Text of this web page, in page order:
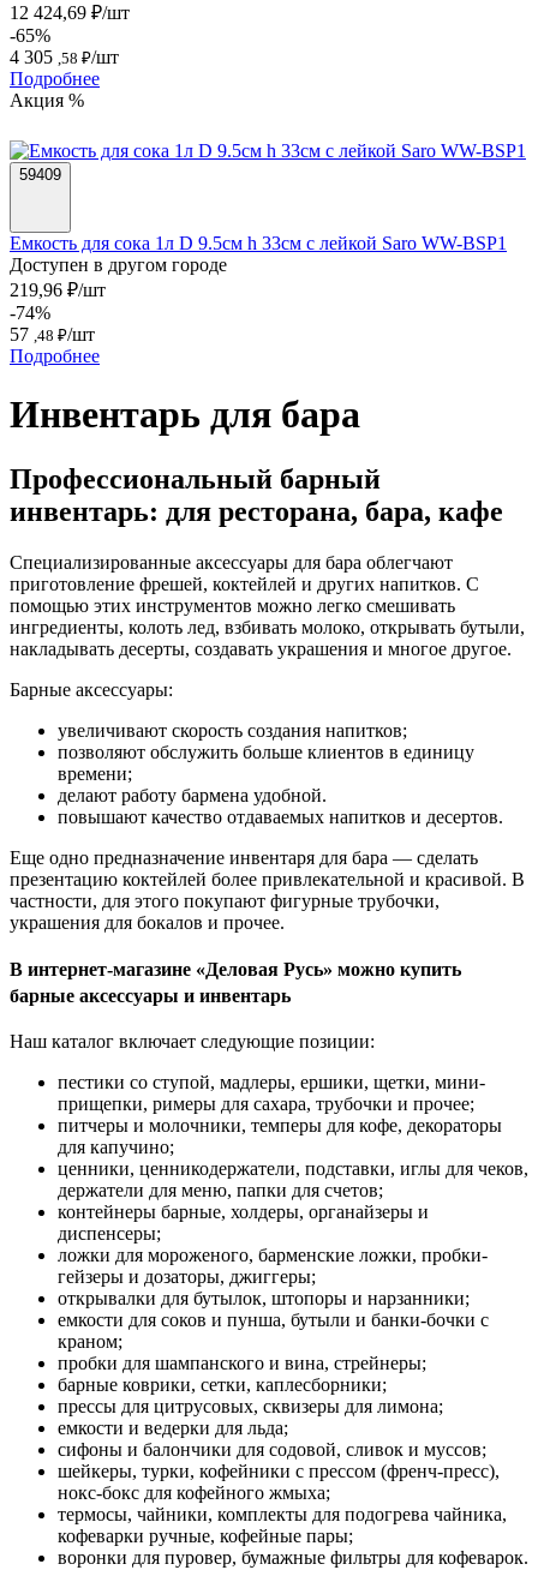
12 424,69 ₽/шт
-65%
4 305 ,58 ₽/шт
Подробнее
Акция %
59409
Емкость для сока 1л D 9.5см h 33см с лейкой Saro WW-BSP1
Доступен в другом городе
219,96 ₽/шт
-74%
57 ,48 ₽/шт
Подробнее
Инвентарь для бара
Профессиональный барный
инвентарь: для ресторана, бара, кафе
Специализированные аксессуары для бара облегчают
приготовление фрешей, коктейлей и других напитков. С
помощью этих инструментов можно легко смешивать
ингредиенты, колоть лед, взбивать молоко, открывать бутыли,
накладывать десерты, создавать украшения и многое другое.
Барные аксессуары:
увеличивают скорость создания напитков;
позволяют обслужить больше клиентов в единицу
времени;
делают работу бармена удобной.
повышают качество отдаваемых напитков и десертов.
Еще одно предназначение инвентаря для бара — сделать
презентацию коктейлей более привлекательной и красивой. В
частности, для этого покупают фигурные трубочки,
украшения для бокалов и прочее.
В интернет-магазине «Деловая Русь» можно купить
барные аксессуары и инвентарь
Наш каталог включает следующие позиции:
пестики со ступой, мадлеры, ершики, щетки, мини-
прищепки, римеры для сахара, трубочки и прочее;
питчеры и молочники, темперы для кофе, декораторы
для капучино;
ценники, ценникодержатели, подставки, иглы для чеков,
держатели для меню, папки для счетов;
контейнеры барные, холдеры, органайзеры и
диспенсеры;
ложки для мороженого, барменские ложки, пробки-
гейзеры и дозаторы, джиггеры;
открывалки для бутылок, штопоры и нарзанники;
емкости для соков и пунша, бутыли и банки-бочки с
краном;
пробки для шампанского и вина, стрейнеры;
барные коврики, сетки, каплесборники;
прессы для цитрусовых, сквизеры для лимона;
емкости и ведерки для льда;
сифоны и балончики для содовой, сливок и муссов;
шейкеры, турки, кофейники с прессом (френч-пресс),
нокс-бокс для кофейного жмыха;
термосы, чайники, комплекты для подогрева чайника,
кофеварки ручные, кофейные пары;
воронки для пуровер, бумажные фильтры для кофеварок.